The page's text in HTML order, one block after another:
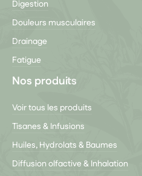
Digestion
Douleurs musculaires
Drainage
Fatigue
Nos produits
Voir tous les produits
Tisanes & Infusions
Huiles, Hydrolats & Baumes
Diffusion olfactive & Inhalation